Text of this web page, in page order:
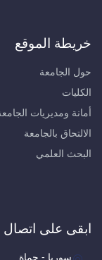
خريطة الموقع
حول الجامعة
الكليات
أمانة ومديريات
الالتحاق بالجامعة
البحث العلمي
ابقى على اتصال
سوريا - حماة